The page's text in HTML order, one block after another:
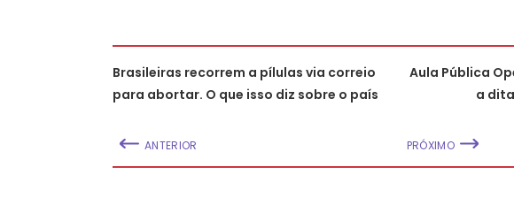
Brasileiras recorrem a pílulas via correio
para abortar. O que isso diz sobre o país
ANTERIOR
Aula Pública
a
PRÓXIMO